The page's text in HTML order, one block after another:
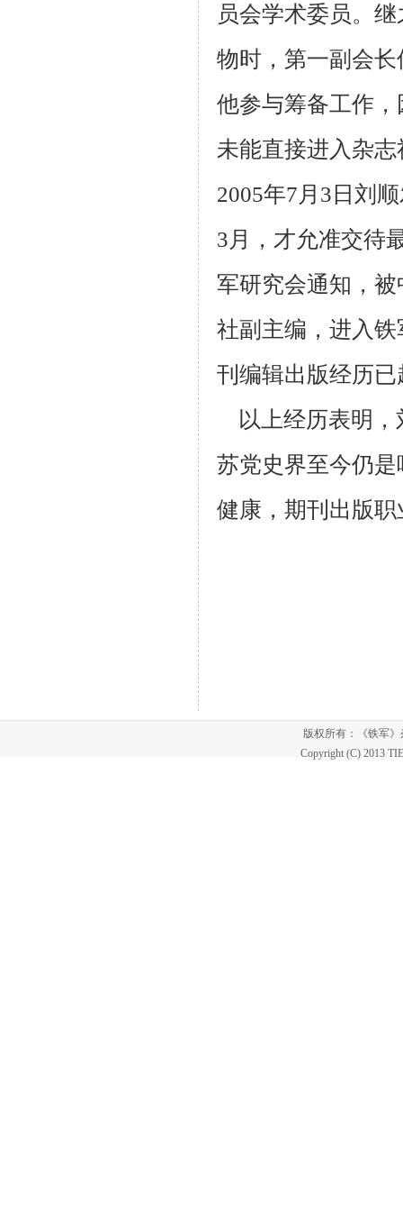
员会学术委员。
物时，第一副会
他参与筹备工作
未能直接进入杂
2005年7月 3 日刘
3月，才允准交待
军研究会通知，
社副主编，进入
刊编辑出版经历已
以上经历表明
苏党史界至今仍
健康，期刊出版
版权所有：《铁军
Copyright (C) 2013